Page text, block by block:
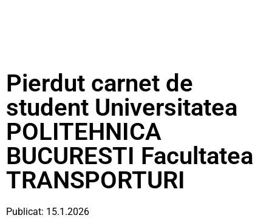
Pierdut carnet de
student Universitatea
POLITEHNICA
BUCURESTI Facultatea
TRANSPORTURI
Publicat: 15.1.2026